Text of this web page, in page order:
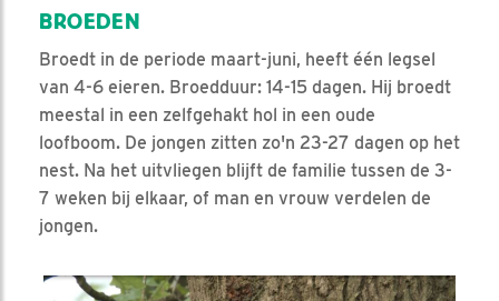
BROEDEN
Broedt in de periode maart-juni, heeft één legsel
van 4-6 eieren. Broedduur: 14-15 dagen. Hij broedt
meestal in een zelfgehakt hol in een oude
loofboom. De jongen zitten zo'n 23-27 dagen op het
nest. Na het uitvliegen blijft de familie tussen de 3-
7 weken bij elkaar, of man en vrouw verdelen de
jongen.
Video in nieuw venster openen